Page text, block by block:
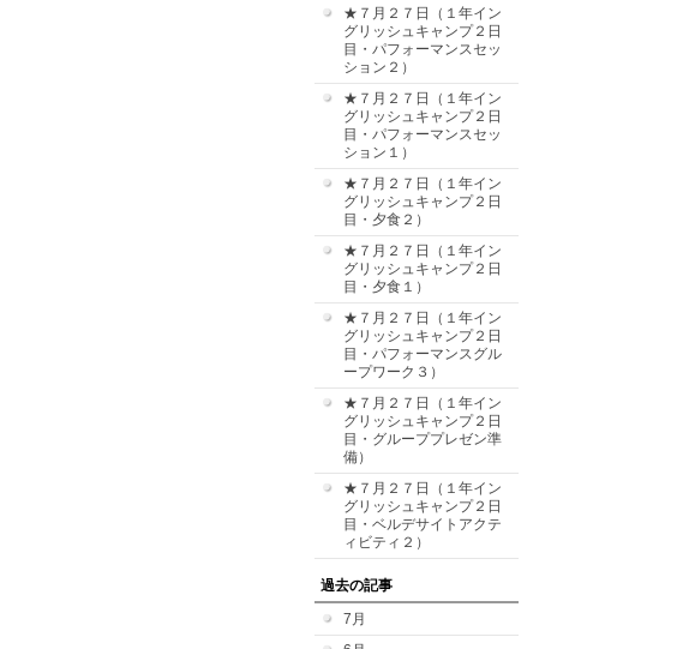
★７月２７日（１年イン
グリッシュキャンプ２日
目・パフォーマンスセッ
ション２）
★７月２７日（１年イン
グリッシュキャンプ２日
目・パフォーマンスセッ
ション１）
★７月２７日（１年イン
グリッシュキャンプ２日
目・夕食２）
★７月２７日（１年イン
グリッシュキャンプ２日
目・夕食１）
★７月２７日（１年イン
グリッシュキャンプ２日
目・パフォーマンスグル
ープワーク３）
★７月２７日（１年イン
グリッシュキャンプ２日
目・グループプレゼン準
備）
★７月２７日（１年イン
グリッシュキャンプ２日
目・ベルデサイトアクテ
ィビティ２）
過去の記事
7月